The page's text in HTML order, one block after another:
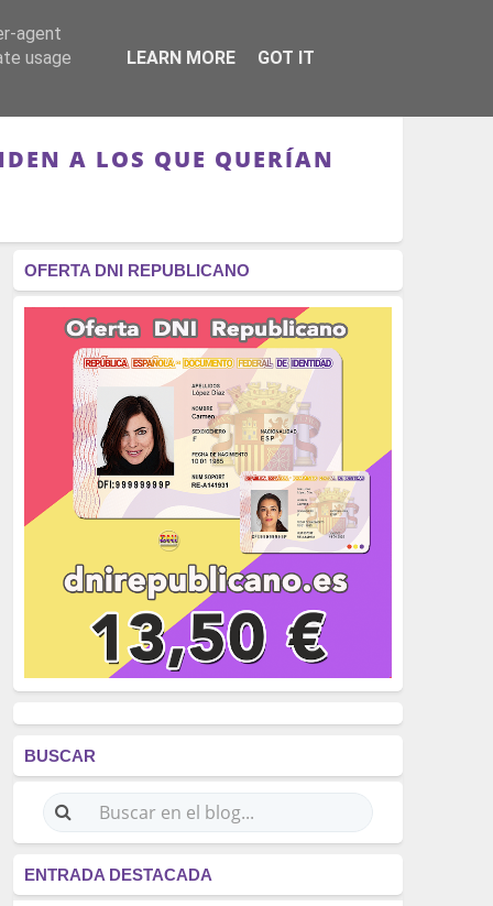
RÉGIMEN - MONARQUÍA
A LOS QUE QUERÍAN
OFERTA DNI REPUBLICANO
BUSCAR
ENTRADA DESTACADA
agent
usage
LEARN MORE GOT IT